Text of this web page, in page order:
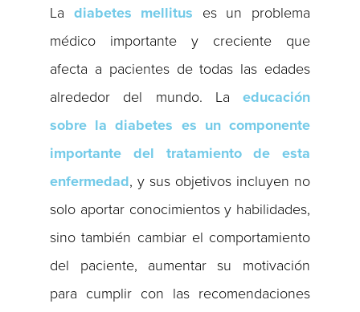
La diabetes mellitus es un problema
médico importante y creciente que
afecta a pacientes de todas las edades
alrededor del mundo. La educación
sobre la diabetes es un componente
importante del tratamiento de esta
enfermedad, y sus objetivos incluyen no
solo aportar conocimientos y habilidades,
sino también cambiar el comportamiento
del paciente, aumentar su motivación
para cumplir con las recomendaciones